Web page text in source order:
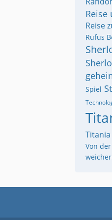
Reise
Reise
Rufus
Spiel
Titania
Von